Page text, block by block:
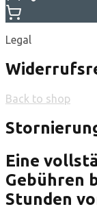
Legal
Back to shop
Eine
Gebühren
Stunden